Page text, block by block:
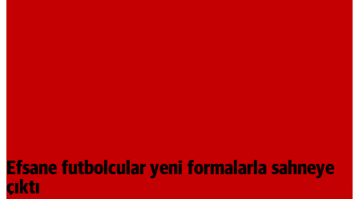
Efsane futbolcular yeni formalarla sahneye
çıktı